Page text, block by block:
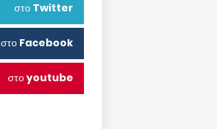
στο Twitter
στο Facebook
στοyoutube